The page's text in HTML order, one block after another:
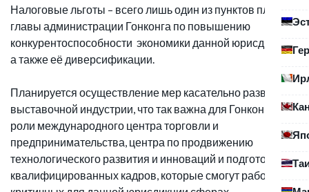
Налоговые льготы – всего лишь один из пунктов плана
главы администрации Гонконга по повышению
конкурентоспособности экономики данной юрисдикции,
а также её диверсификации.
Планируется осуществление мер касательно развития
выставочной индустрии, что так важна для Гонконга в
роли международного центра торговли и
предпринимательства, центра по продвижению
технологического развития и инноваций и подготовки
квалифицированных кадров, которые смогут работать в